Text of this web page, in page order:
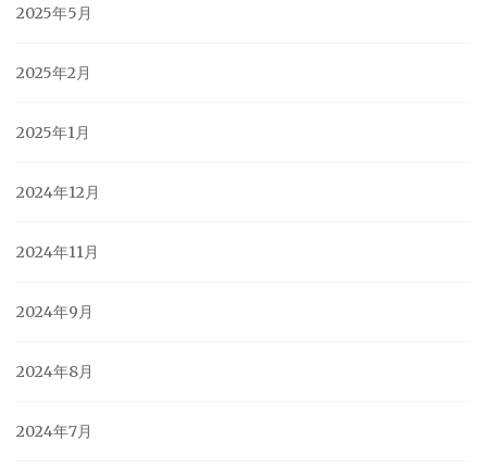
2025年5月
2025年2月
2025年1月
2024年12月
2024年11月
2024年9月
2024年8月
2024年7月